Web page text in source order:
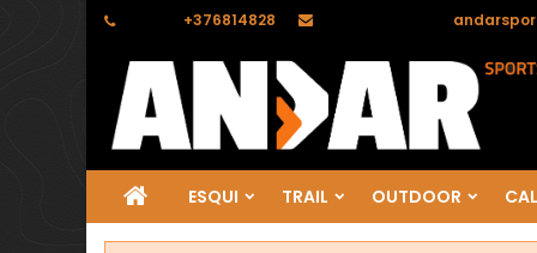
+376814828
ESQUI TRAIL OUTDOOR